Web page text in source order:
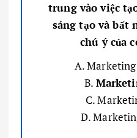
trung vào việc
sáng tạo và bất
chú ý của
A.
B.
C.
D.